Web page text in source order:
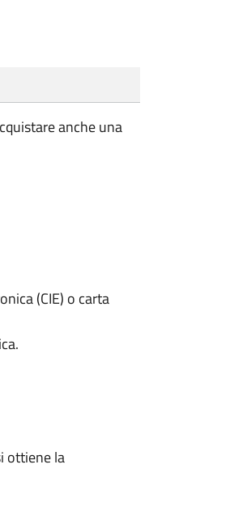
anche una
(CIE) o carta
ottiene la